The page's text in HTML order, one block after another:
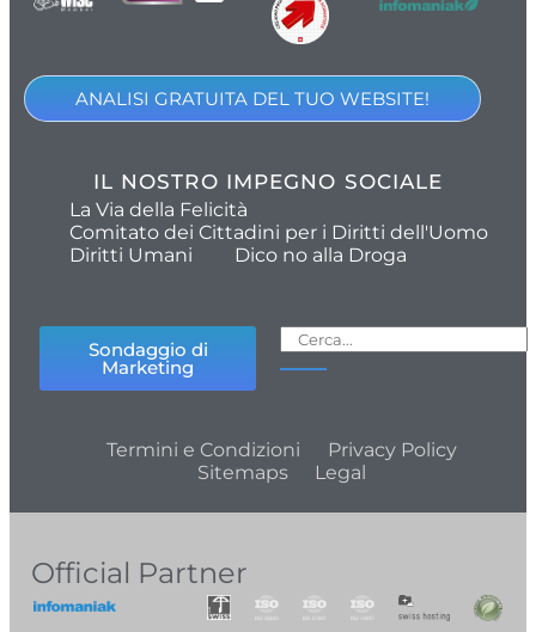
ANALISI GRATUITA DEL TUO WEBSITE!
IL NOSTRO IMPEGNO SOCIALE
La Via della Felicità
Comitato dei Cittadini per i Diritti dell'Uomo
Diritti Umani
Dico no alla Droga
Sondaggio di
Marketing
Termini e Condizioni
Privacy Policy
Sitemaps
Legal
Official Partner